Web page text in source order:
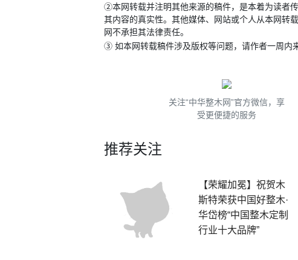
②本网转载并注明其他来源的稿件，是本着为读者
其内容的真实性。其他媒体、网站或个人从本网转
网不承担其法律责任。
③ 如本网转载稿件涉及版权等问题，请作者一周内
关注“中华整木网”官方微信，享
受更便捷的服务
推荐关注
【荣耀加冕】祝贺木
斯特荣获中国好整木·
华岱榜“中国整木定制
行业十大品牌”